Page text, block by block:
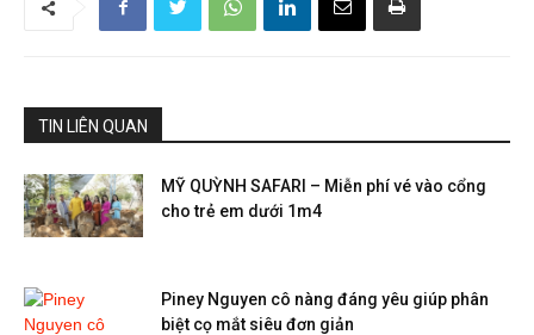
TIN LIÊN QUAN
MỸ QUỲNH SAFARI – Miễn phí vé vào cổng
cho trẻ em dưới 1m4
Piney Nguyen cô nàng đáng yêu giúp phân
biệt cọ mắt siêu đơn giản